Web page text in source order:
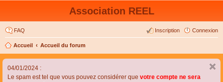
Association REEL
FAQ Connexion
Inscription
Accueil Accueil du forum
04/01/2024 :
Le spam est tel que vous pouvez considérer que votre compte ne sera